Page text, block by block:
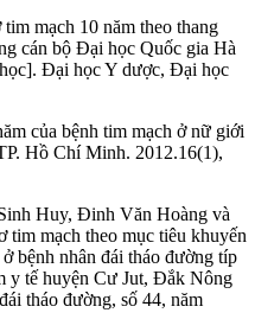
mạch 10 năm theo thang
cán bộ Đại học Quốc gia Hà
Đại học Y dược, Đại học
của bệnh tim mạch ở nữ giới
Hồ Chí Minh. 2012.16(1),
Huy, Đinh Văn Hoàng và
tim mạch theo mục tiêu khuyến
bệnh nhân đái tháo đường típ
y tế huyện Cư Jut, Đắk Nông
tháo đường, số 44, năm